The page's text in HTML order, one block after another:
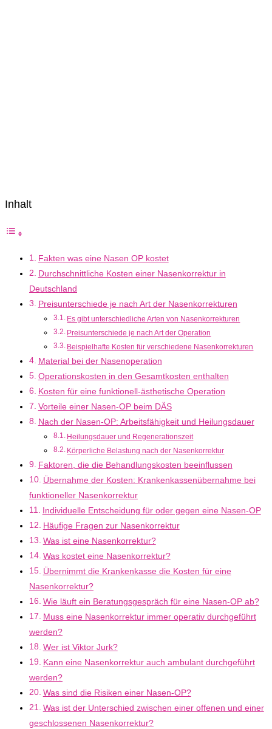
Inhalt
Fakten was eine Nasen OP kostet
Durchschnittliche Kosten einer Nasenkorrektur in
Deutschland
Preisunterschiede je nach Art der Nasenkorrekturen
Es gibt unterschiedliche Arten von Nasenkorrekturen
Preisunterschiede je nach Art der Operation
Beispielhafte Kosten für verschiedene Nasenkorrekturen
Material bei der Nasenoperation
Operationskosten in den Gesamtkosten enthalten
Kosten für eine funktionell-ästhetische Operation
Vorteile einer Nasen-OP beim DÄS
Nach der Nasen-OP: Arbeitsfähigkeit und Heilungsdauer
Heilungsdauer und Regenerationszeit
Körperliche Belastung nach der Nasenkorrektur
Faktoren, die die Behandlungskosten beeinflussen
Übernahme der Kosten: Krankenkassenübernahme bei
funktioneller Nasenkorrektur
Individuelle Entscheidung für oder gegen eine Nasen-OP
Häufige Fragen zur Nasenkorrektur
Was ist eine Nasenkorrektur?
Was kostet eine Nasenkorrektur?
Übernimmt die Krankenkasse die Kosten für eine
Nasenkorrektur?
Wie läuft ein Beratungsgespräch für eine Nasen-OP ab?
Muss eine Nasenkorrektur immer operativ durchgeführt
werden?
Wer ist Viktor Jurk?
Kann eine Nasenkorrektur auch ambulant durchgeführt
werden?
Was sind die Risiken einer Nasen-OP?
Was ist der Unterschied zwischen einer offenen und einer
geschlossenen Nasenkorrektur?